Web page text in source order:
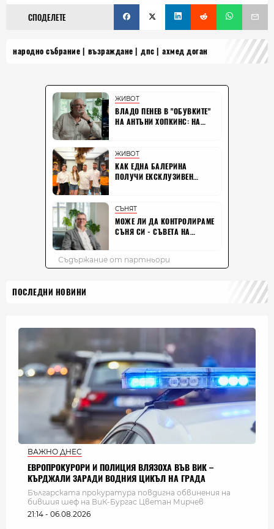
СПОДЕЛЕТЕ
народно събрание възраждане дпс ахмед доган
ПОСЛЕДНИ НОВИНИ
ВАЖНО ДНЕС
ЕВРОПРОКУРОРИ И ПОЛИЦИЯ ВЛЯЗОХА ВЪВ ВИК –
КЪРДЖАЛИ ЗАРАДИ ВОДНИЯ ЦИКЪЛ НА ГРАДА
Българската прокуратура повдигна обвинения на
бившия шеф на ВиК-Бургас Цветан Мирчев
21:14 - 06.08.2026